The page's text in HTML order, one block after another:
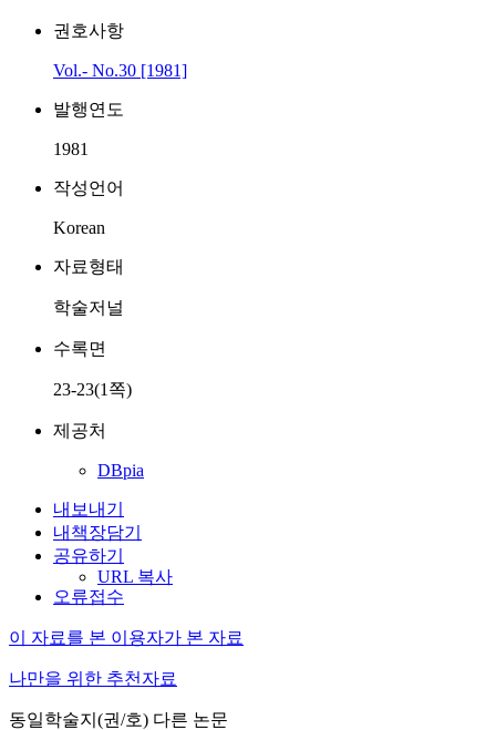
권호사항
Vol.- No.30 [1981]
발행연도
1981
작성언어
Korean
자료형태
학술저널
수록면
23-23(1쪽)
제공처
DBpia
내보내기
내책장담기
공유하기
URL 복사
오류접수
이 자료를 본 이용자가 본 자료
나만을 위한 추천자료
동일학술지(권/호) 다른 논문